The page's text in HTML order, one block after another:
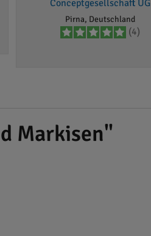
Conceptgesellschaft UG
Pirna, Deutschland
(4)
Markisen"